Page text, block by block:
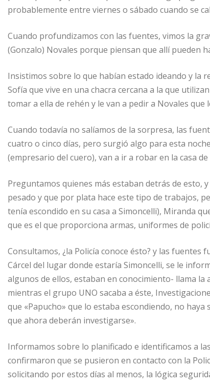
probablemente entre viernes o sábado cuando se
Cuando profundizamos con las fuentes, vimos la
(Gonzalo) Novales porque piensan que allí pueden
Insistimos sobre lo que habían estado ideando y la
Sofía que vive en una chacra cercana a la que
tomar a ella de rehén y le van a pedir a Novales que
Cuando todavía no salíamos de la sorpresa, las
cuatro o cinco días, pero surgió algo para esta
(empresario del cuero), van a ir a robar en la casa de
Preguntamos quienes más estaban detrás de esto,
pesado y que por plata hace este tipo de trabajos,
tenía escondido en su casa a Simoncelli), Miranda
que es el que proporciona armas, uniformes de
Consultamos, ¿la Policía conoce ésto? y las fuentes
Cárcel del lugar donde estaría Simoncelli, se le
algunos de ellos, estaban en conocimiento- llama
mientras el grupo UNO sacaba a éste,
que «Papucho» que lo estaba escondiendo, no
que ahora deberán investigarse».
Informamos sobre lo planificado e identificamos a
confirmaron que se pusieron en contacto con la
solicitando por estos días al menos, la lógica